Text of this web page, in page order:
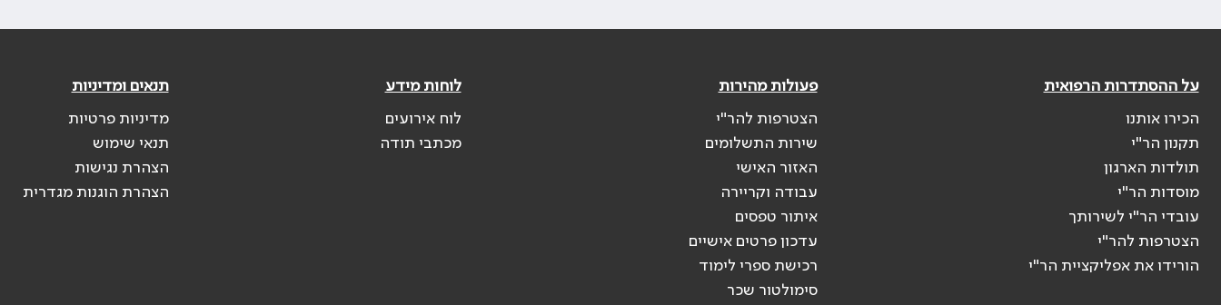
על ההסתדרות הרפואית
הכירו אותנו
תקנון הר"י
תולדות הארגון
מוסדות הר"י
עובדי הר"י לשירותך
הצטרפות להר"י
הורידו את אפליקציית הר"י
פעולות מהירות
הצטרפות להר"י
שירות התשלומים
האזור האישי
עבודה וקריירה
איתור טפסים
עדכון פרטים אישיים
רכישת ספרי לימוד
סימולטור שכר
לוחות מידע
לוח אירועים
מכתבי תודה
תנאים ומדיניות
מדיניות פרטיות
תנאי שימוש
הצהרת נגישות
הצהרת הוגנות מגדרית